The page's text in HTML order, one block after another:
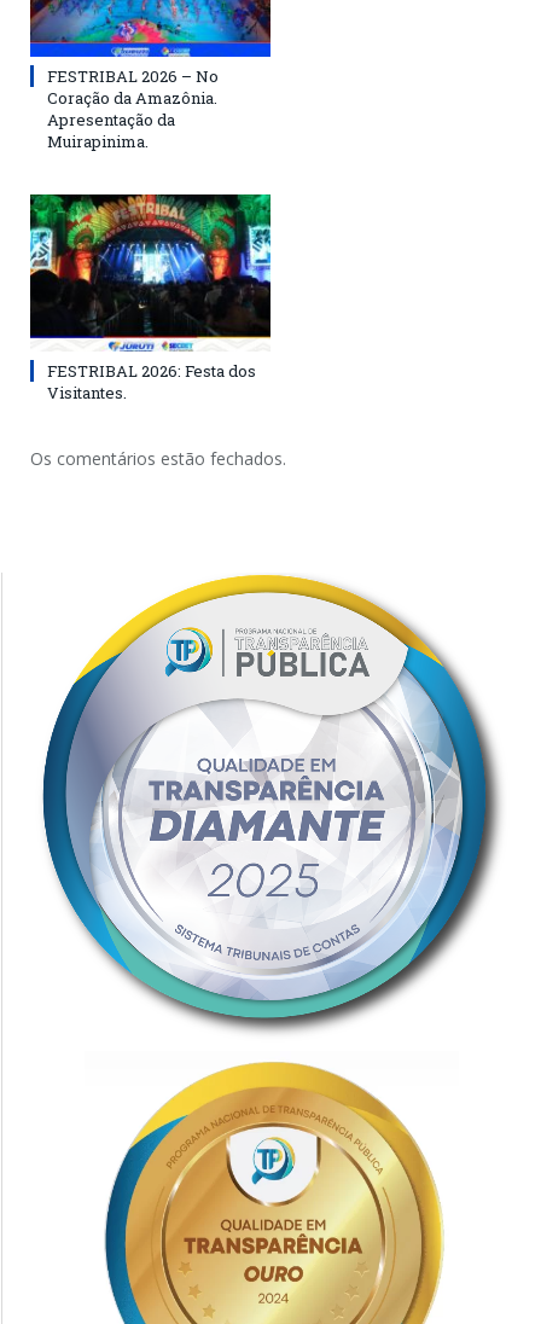
FESTRIBAL 2026 – No
Coração da Amazônia.
Apresentação da
Muirapinima.
FESTRIBAL 2026: Festa dos
Visitantes.
Os comentários estão fechados.